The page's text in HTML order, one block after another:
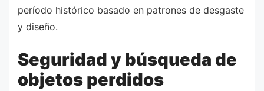
período histórico basado en patrones de desgaste
y diseño.
Seguridad y búsqueda de
objetos perdidos